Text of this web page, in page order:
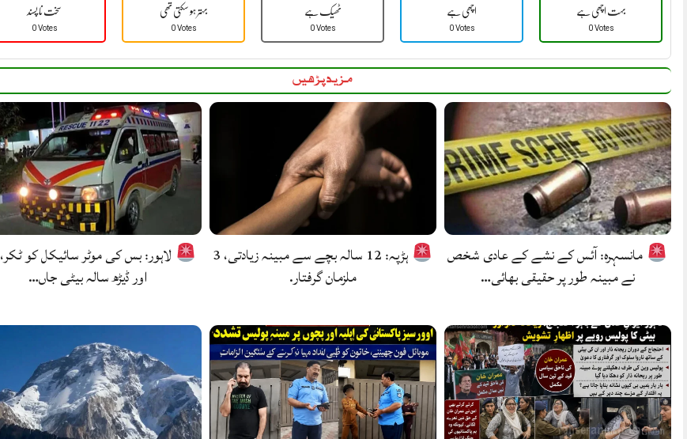
سخت نا پسند
0 Votes
بہتر ہو سکتی تھی
0 Votes
ٹھیک ہے
0 Votes
اچھی ہے
0 Votes
بہت اچھی ہے
0 Votes
مزید پڑھیں
مانسہرہ: آئس کے نشے کے عادی شخص
نے مبینہ طور پر حقیقی بھائی…
ہڑپہ: 12 سالہ بچے سے مبینہ زیادتی، 3
ملزمان گرفتار.
لاہور: بس کی موٹر سائیکل کو
اور ڈیڑھ سالہ بیٹی جاں…